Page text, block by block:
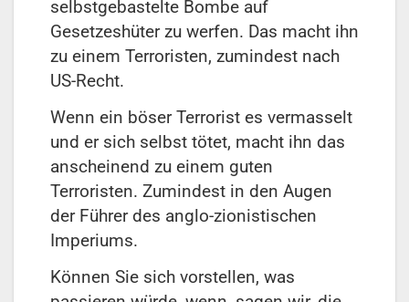
selbstgebastelte Bombe auf
Gesetzeshüter zu werfen. Das macht ihn
zu einem Terroristen, zumindest nach
US-Recht.
Wenn ein böser Terrorist es vermasselt
und er sich selbst tötet, macht ihn das
anscheinend zu einem guten
Terroristen. Zumindest in den Augen
der Führer des anglo-zionistischen
Imperiums.
Können Sie sich vorstellen, was